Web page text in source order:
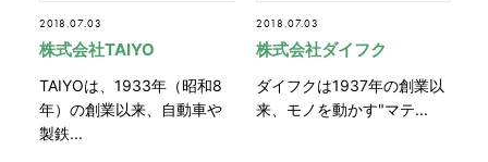
2018.07.03
株式会社TAIYO
TAIYOは、1933年（昭和8
年）の創業以来、自動車や
製鉄...
2018.07.03
株式会社ダイフク
ダイフクは1937年の創業以
来、モノを動かす"マテ...